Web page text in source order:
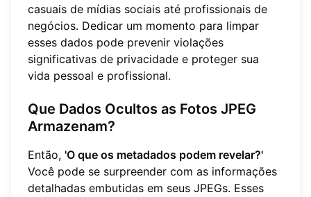
casuais de mídias sociais até profissionais de
negócios. Dedicar um momento para limpar
esses dados pode prevenir violações
significativas de privacidade e proteger sua
vida pessoal e profissional.
Que Dados Ocultos as Fotos JPEG
Armazenam?
Então, 'O que os metadados podem revelar?'
Você pode se surpreender com as informações
detalhadas embutidas em seus JPEGs. Esses